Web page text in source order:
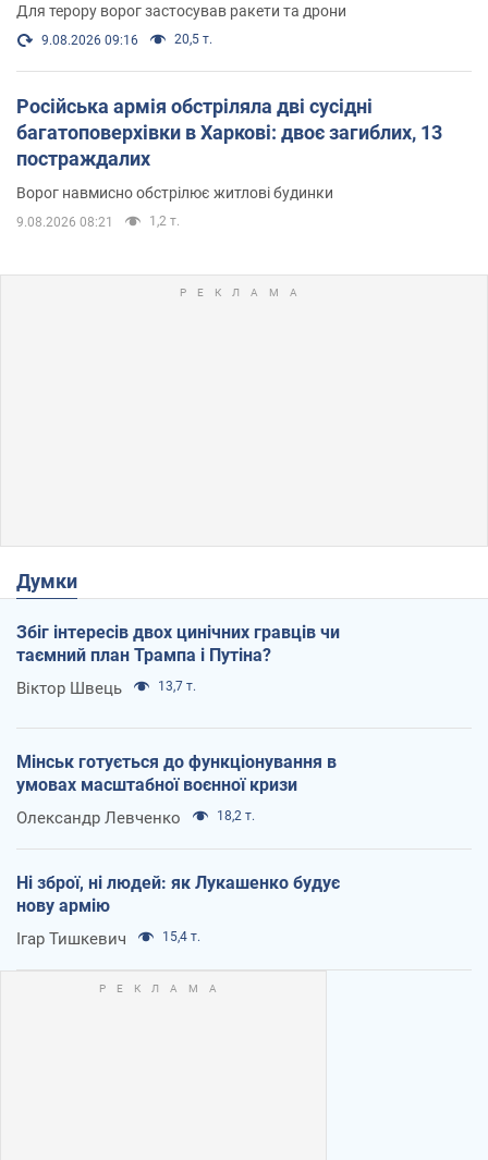
Для терору ворог застосував ракети та дрони
9.08.2026 09:16 20,5 т.
Російська армія обстріляла дві сусідні
багатоповерхівки в Харкові: двоє загиблих, 13
постраждалих
Ворог навмисно обстрілює житлові будинки
9.08.2026 08:21 1,2 т.
Думки
Збіг інтересів двох цинічних гравців чи
таємний план Трампа і Путіна?
Віктор Швець 13,7 т.
Мінськ готується до функціонування в
умовах масштабної воєнної кризи
Олександр Левченко 18,2 т.
Ні зброї, ні людей: як Лукашенко будує
нову армію
Ігар Тишкевич 15,4 т.